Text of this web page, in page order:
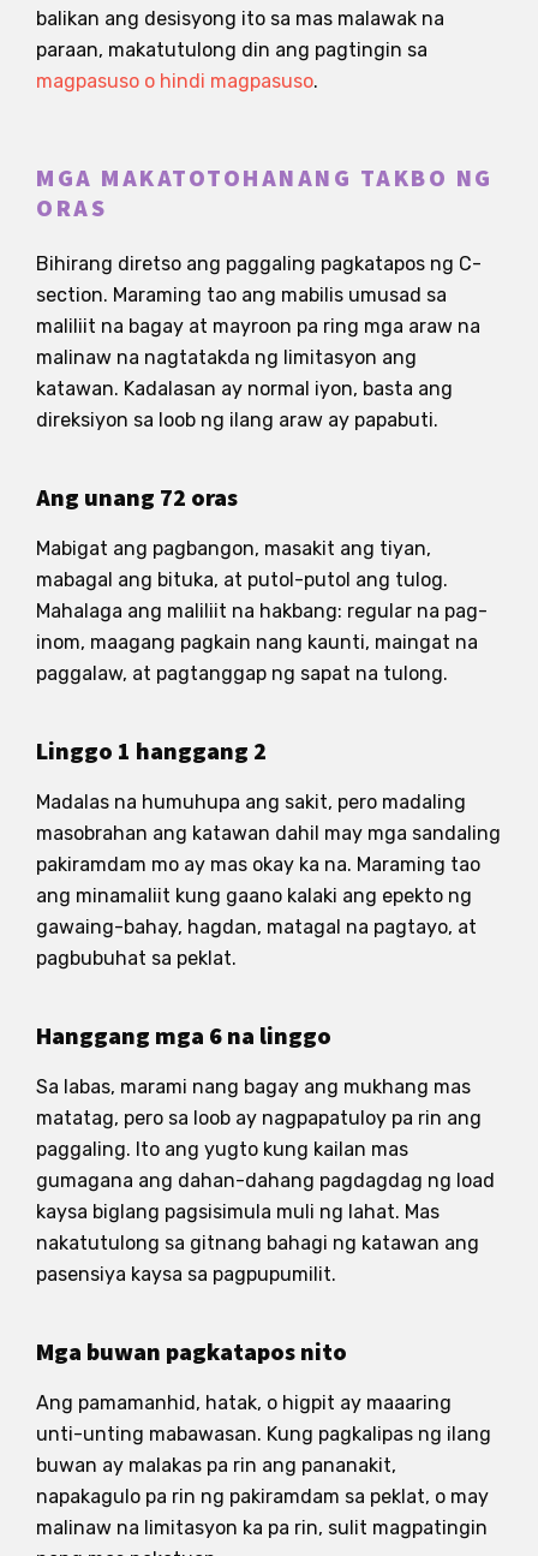
balikan ang desisyong ito sa mas malawak na
paraan, makatutulong din ang pagtingin sa
magpasuso o hindi magpasuso.
MGA MAKATOTOHANANG TAKBO NG
ORAS
Bihirang diretso ang paggaling pagkatapos ng C-
section. Maraming tao ang mabilis umusad sa
maliliit na bagay at mayroon pa ring mga araw na
malinaw na nagtatakda ng limitasyon ang
katawan. Kadalasan ay normal iyon, basta ang
direksiyon sa loob ng ilang araw ay papabuti.
Ang unang 72 oras
Mabigat ang pagbangon, masakit ang tiyan,
mabagal ang bituka, at putol-putol ang tulog.
Mahalaga ang maliliit na hakbang: regular na pag-
inom, maagang pagkain nang kaunti, maingat na
paggalaw, at pagtanggap ng sapat na tulong.
Linggo 1 hanggang 2
Madalas na humuhupa ang sakit, pero madaling
masobrahan ang katawan dahil may mga sandaling
pakiramdam mo ay mas okay ka na. Maraming tao
ang minamaliit kung gaano kalaki ang epekto ng
gawaing-bahay, hagdan, matagal na pagtayo, at
pagbubuhat sa peklat.
Hanggang mga 6 na linggo
Sa labas, marami nang bagay ang mukhang mas
matatag, pero sa loob ay nagpapatuloy pa rin ang
paggaling. Ito ang yugto kung kailan mas
gumagana ang dahan-dahang pagdagdag ng load
kaysa biglang pagsisimula muli ng lahat. Mas
nakatutulong sa gitnang bahagi ng katawan ang
pasensiya kaysa sa pagpupumilit.
Mga buwan pagkatapos nito
Ang pamamanhid, hatak, o higpit ay maaaring
unti-unting mabawasan. Kung pagkalipas ng ilang
buwan ay malakas pa rin ang pananakit,
napakagulo pa rin ng pakiramdam sa peklat, o may
malinaw na limitasyon ka pa rin, sulit magpatingin